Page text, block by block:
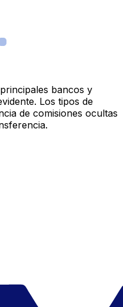
bancos y
Los tipos de
de comisiones ocultas